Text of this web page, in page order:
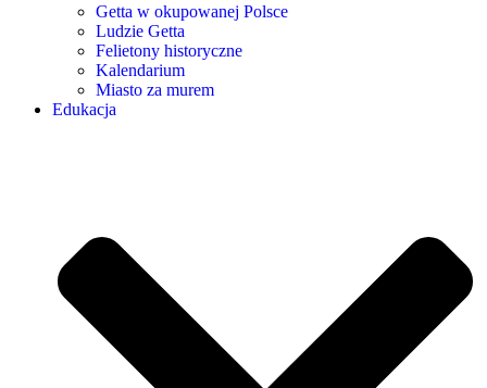
Getta w okupowanej Polsce
Ludzie Getta
Felietony historyczne
Kalendarium
Miasto za murem
Edukacja